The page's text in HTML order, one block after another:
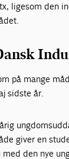
ligesom
på mange
sidste år.
giver en
den nye